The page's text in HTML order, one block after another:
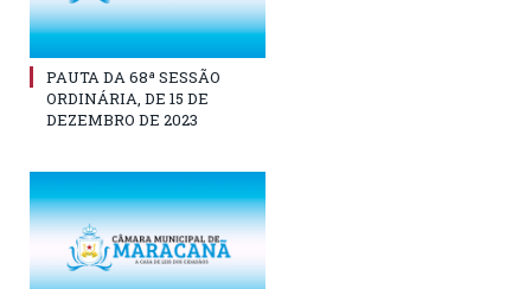
PAUTA DA 68ª SESSÃO
ORDINÁRIA, DE 15 DE
DEZEMBRO DE 2023